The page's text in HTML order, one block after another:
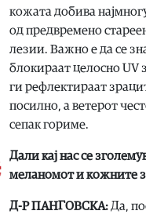
кожата добива
од предвремено
лезии. Важно е да се
блокираат целосно UV
ги рефлектираат
посилно, а ветерот
сепак гориме.
Дали кај нас се
меланомот и кожните
Д-Р ПАНГОВСКА:Да,